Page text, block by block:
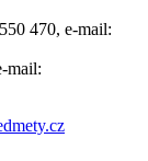
470, e-mail:
mail: